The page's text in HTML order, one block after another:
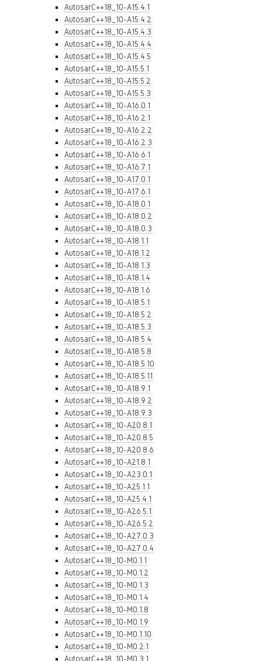
AutosarC++18_10-A15.4.1
AutosarC++18_10-A15.4.2
AutosarC++18_10-A15.4.3
AutosarC++18_10-A15.4.4
AutosarC++18_10-A15.4.5
AutosarC++18_10-A15.5.1
AutosarC++18_10-A15.5.2
AutosarC++18_10-A15.5.3
AutosarC++18_10-A16.0.1
AutosarC++18_10-A16.2.1
AutosarC++18_10-A16.2.2
AutosarC++18_10-A16.2.3
AutosarC++18_10-A16.6.1
AutosarC++18_10-A16.7.1
AutosarC++18_10-A17.0.1
AutosarC++18_10-A17.6.1
AutosarC++18_10-A18.0.1
AutosarC++18_10-A18.0.2
AutosarC++18_10-A18.0.3
AutosarC++18_10-A18.1.1
AutosarC++18_10-A18.1.2
AutosarC++18_10-A18.1.3
AutosarC++18_10-A18.1.4
AutosarC++18_10-A18.1.6
AutosarC++18_10-A18.5.1
AutosarC++18_10-A18.5.2
AutosarC++18_10-A18.5.3
AutosarC++18_10-A18.5.4
AutosarC++18_10-A18.5.8
AutosarC++18_10-A18.5.10
AutosarC++18_10-A18.5.11
AutosarC++18_10-A18.9.1
AutosarC++18_10-A18.9.2
AutosarC++18_10-A18.9.3
AutosarC++18_10-A20.8.1
AutosarC++18_10-A20.8.5
AutosarC++18_10-A20.8.6
AutosarC++18_10-A21.8.1
AutosarC++18_10-A23.0.1
AutosarC++18_10-A25.1.1
AutosarC++18_10-A25.4.1
AutosarC++18_10-A26.5.1
AutosarC++18_10-A26.5.2
AutosarC++18_10-A27.0.3
AutosarC++18_10-A27.0.4
AutosarC++18_10-M0.1.1
AutosarC++18_10-M0.1.2
AutosarC++18_10-M0.1.3
AutosarC++18_10-M0.1.4
AutosarC++18_10-M0.1.8
AutosarC++18_10-M0.1.9
AutosarC++18_10-M0.1.10
AutosarC++18_10-M0.2.1
AutosarC++18_10-M0.3.1